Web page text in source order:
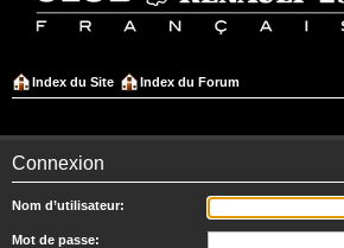
Index du Site Index du Forum
Connexion
Nom d’utilisateur:
Mot de passe: